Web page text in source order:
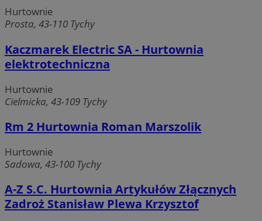
Hurtownie
Prosta, 43-110 Tychy
Kaczmarek Electric SA - Hurtownia
elektrotechniczna
Hurtownie
Cielmicka, 43-109 Tychy
Rm 2 Hurtownia Roman Marszolik
Hurtownie
Sadowa, 43-100 Tychy
A-Z S.C. Hurtownia Artykułów Złącznych
Zadroż Stanisław Plewa Krzysztof